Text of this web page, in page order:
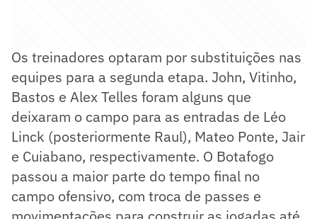
Os treinadores optaram por substituições nas
equipes para a segunda etapa. John, Vitinho,
Bastos e Alex Telles foram alguns que
deixaram o campo para as entradas de Léo
Linck (posteriormente Raul), Mateo Ponte, Jair
e Cuiabano, respectivamente. O Botafogo
passou a maior parte do tempo final no
campo ofensivo, com troca de passes e